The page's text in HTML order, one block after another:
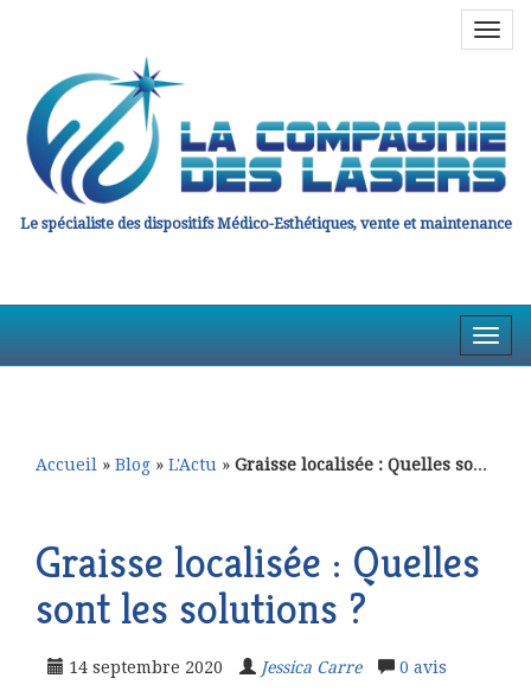
Le spécialiste des dispositifs Médico-Esthétiques, vente et maintenance
la
en
Accueil » Blog » L'Actu » Graisse localisée : Quelles sont les solutions ?
Graisse localisée : Quelles
sont les solutions ?
14 septembre 2020 Jessica Carre 0 avis